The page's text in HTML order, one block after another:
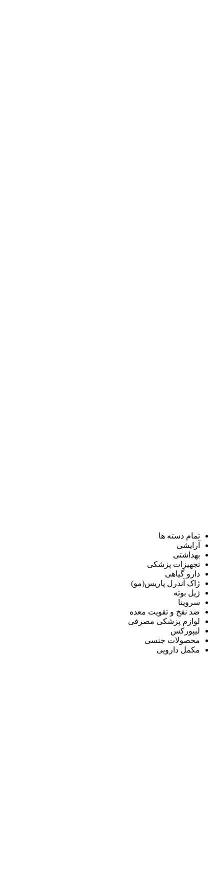
تمام دسته ها
آرایشی
بهداشتی
تجهیزات پزشکی
دارو گیاهی
ژاک آندرل پاریس(مو)
ژیل بوته
سروینا
ضد نفخ و تقویت معده
لوازم پزشکی مصرفی
لیپورکس
محصولات جنسی
مکمل دارویی